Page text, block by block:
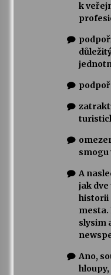
k
smogu
A
jak dve
historii
mesta.
slysim
Ano,